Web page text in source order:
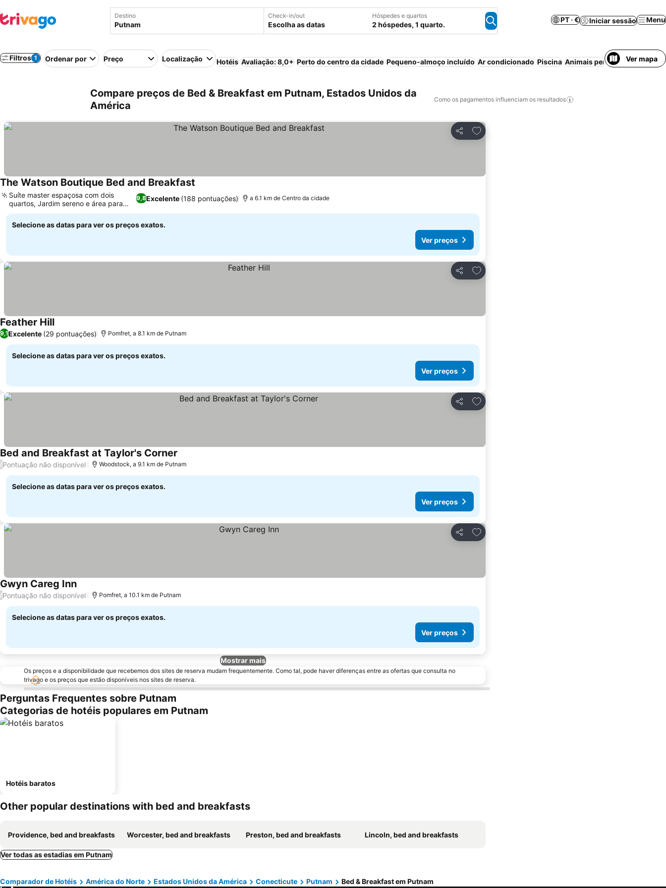
Destino Check-in/out
Escolha as datas
Hóspedes e quartos
2 hóspedes, 1 quarto.
PT · € Iniciar sessão Menu
Filtros 1 Ordenar por Preço Localização Hotéis Avaliação: 8,0+ Perto do centro da cidade Pequeno-almoço incluído Ar condicionado Piscina Animais permitidos Piscina
Ver mapa
Compare preços de Bed & Breakfast em Putnam, Estados Unidos da
América
Como os pagamentos influenciam os resultados
Partilhar
Adicionar aos favoritos
The Watson Boutique Bed and Breakfast
9,8Excelente (188 pontuações)
Suíte master espaçosa com dois
quartos, Jardim sereno e área para
piquenique
a 6.1 km de Centro da cidade
Selecione as datas para ver os preços exatos.
Ver preços
Partilhar
Adicionar aos favoritos
Feather Hill
9,1Excelente (29 pontuações) Pomfret, a 8.1 km de Putnam
Selecione as datas para ver os preços exatos.
Ver preços
Partilhar
Adicionar aos favoritos
Bed and Breakfast at Taylor's Corner
/Pontuação não disponível Woodstock, a 9.1 km de Putnam
Selecione as datas para ver os preços exatos.
Ver preços
Partilhar
Adicionar aos favoritos
Gwyn Careg Inn
/Pontuação não disponível Pomfret, a 10.1 km de Putnam
Selecione as datas para ver os preços exatos.
Ver preços
Mostrar mais
Os preços e a disponibilidade que recebemos dos sites de reserva mudam frequentemente. Como tal, pode haver diferenças entre as ofertas que consulta no
trivago e os preços que estão disponíveis nos sites de reserva.
Perguntas Frequentes sobre Putnam
Categorias de hotéis populares em Putnam
Hotéis baratos
Other popular destinations with bed and breakfasts
Providence, bed and breakfasts Worcester, bed and breakfasts Preston, bed and breakfasts Lincoln, bed and breakfasts
Ver todas as estadias em Putnam
Comparador de Hotéis América do Norte Estados Unidos da América Conecticute Putnam Bed & Breakfast em Putnam